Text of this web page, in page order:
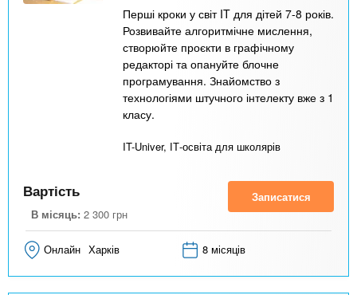
Перші кроки у світ IT для дітей 7-8 років.
Розвивайте алгоритмічне мислення,
створюйте проєкти в графічному
редакторі та опануйте блочне
програмування. Знайомство з
технологіями штучного інтелекту вже з 1
класу.
IT-Univer, ІТ-освіта для школярів
Вартість
В місяць: 2 300 грн
Записатися
Онлайн Харків 8 місяців